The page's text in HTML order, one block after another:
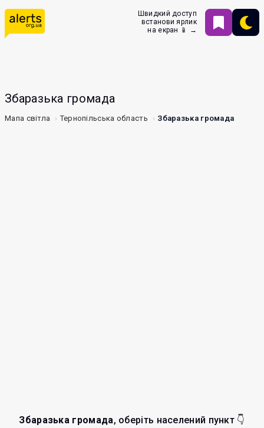
Швидкий доступ
встанови ярлик
на екран 📱 →
Збаразька громада
Мапа світла Тернопільська область Збаразька громада
Збаразька громада, оберіть населений пункт 👇